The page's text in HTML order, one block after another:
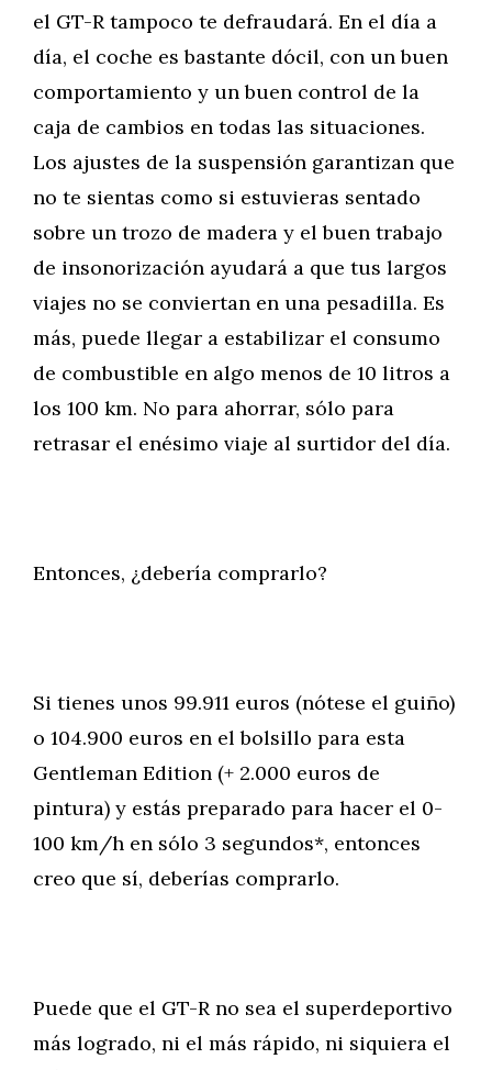
el GT-R tampoco te defraudará. En el día a
día, el coche es bastante dócil, con un buen
comportamiento y un buen control de la
caja de cambios en todas las situaciones.
Los ajustes de la suspensión garantizan que
no te sientas como si estuvieras sentado
sobre un trozo de madera y el buen trabajo
de insonorización ayudará a que tus largos
viajes no se conviertan en una pesadilla. Es
más, puede llegar a estabilizar el consumo
de combustible en algo menos de 10 litros a
los 100 km. No para ahorrar, sólo para
retrasar el enésimo viaje al surtidor del día.
Entonces, ¿debería comprarlo?
Si tienes unos 99.911 euros (nótese el guiño)
o 104.900 euros en el bolsillo para esta
Gentleman Edition (+ 2.000 euros de
pintura) y estás preparado para hacer el 0-
100 km/h en sólo 3 segundos*, entonces
creo que sí, deberías comprarlo.
Puede que el GT-R no sea el superdeportivo
más logrado, ni el más rápido, ni siquiera el